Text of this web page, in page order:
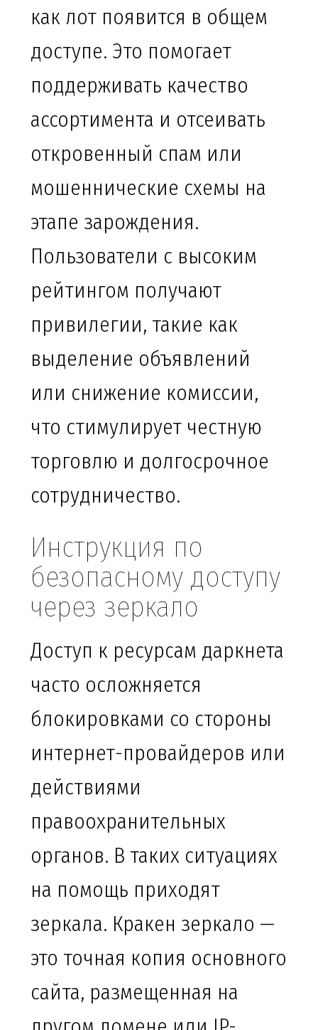
как лот появится в общем
доступе. Это помогает
поддерживать качество
ассортимента и отсеивать
откровенный спам или
мошеннические схемы на
этапе зарождения.
Пользователи с высоким
рейтингом получают
привилегии, такие как
выделение объявлений
или снижение комиссии,
что стимулирует честную
торговлю и долгосрочное
сотрудничество.
Инструкция по
безопасному доступу
через зеркало
Доступ к ресурсам даркнета
часто осложняется
блокировками со стороны
интернет-провайдеров или
действиями
правоохранительных
органов. В таких ситуациях
на помощь приходят
зеркала. Кракен зеркало —
это точная копия основного
сайта, размещенная на